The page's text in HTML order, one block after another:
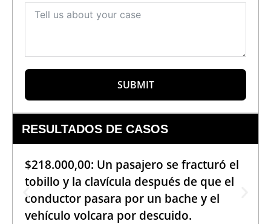
SUBMIT
RESULTADOS DE CASOS
$218.000,00: Un pasajero se fracturó el
tobillo y la clavícula después de que el
conductor pasara por un bache y el
vehículo volcara por descuido.